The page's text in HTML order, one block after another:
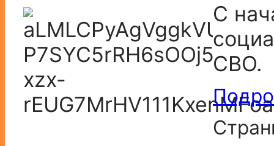
С
СВО.